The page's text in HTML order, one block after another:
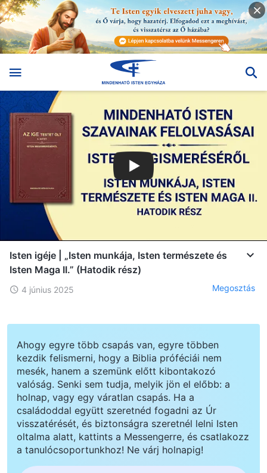
Isten igéje | „Isten munkája, Isten természete és
Isten Maga II.” (Hatodik rész)
4 június 2025 Megosztás
Ahogy egyre több csapás van, egyre többen
kezdik felismerni, hogy a Biblia próféciái nem
mesék, hanem a szemünk előtt kibontakozó
valóság. Senki sem tudja, melyik jön el előbb: a
holnap, vagy egy váratlan csapás. Ha a
családoddal együtt szeretnéd fogadni az Úr
visszatérését, és biztonságra szeretnél lelni Isten
oltalma alatt, kattints a Messengerre, és csatlakozz
a tanulócsoportunkhoz! Ne várj holnapig!